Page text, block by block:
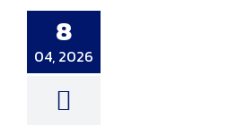
8
04, 2026
อกาสได้รับแต่ง
ตำแหน่ง “รอง
รย์” สาขาวิชา
กรรมโยธา
ความสำเร็จ งาน